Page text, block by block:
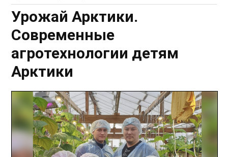
Урожай Арктики.
Современные
агротехнологии детям
Арктики